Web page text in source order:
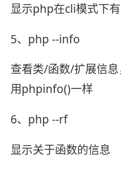
显示php在cli模式下
5、php --info
查看类/函数/扩展信
用phpinfo()一样
6、php --rf
显示关于函数的信息